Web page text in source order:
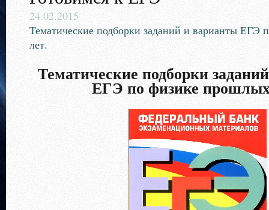
24.02.2015
Тематические подборки заданий и варианты ЕГЭ
лет.
Тематические подборки
ЕГЭ по физике